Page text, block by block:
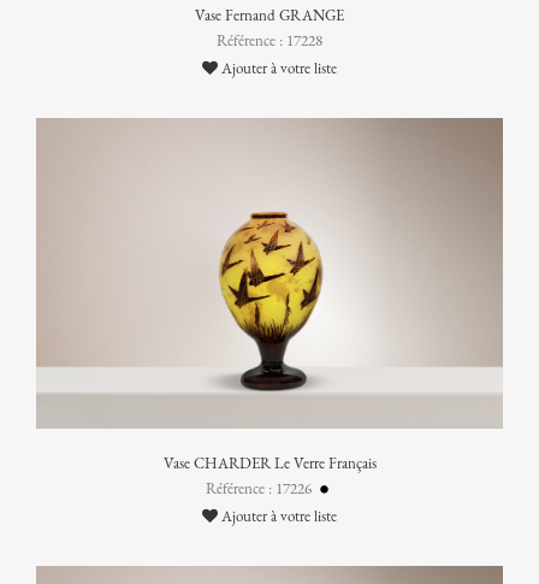
Vase Fernand GRANGE
Référence : 17228
Ajouter à votre liste
Vase CHARDER Le Verre Français
Référence : 17226
Ajouter à votre liste